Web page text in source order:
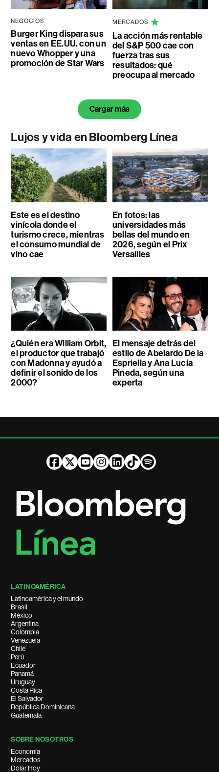
NEGOCIOS
Burger King dispara sus
ventas en EE.UU. con un
nuevo Whopper y una
promoción de Star Wars
MERCADOS
La acción más rentable
del S&P 500 cae con
fuerza tras sus
resultados: qué
preocupa al mercado
Cargar más
Lujos y vida en Bloomberg Línea
Este es el destino
vinícola donde el
turismo crece, mientras
el consumo mundial de
vino cae
En fotos: las
universidades más
bellas del mundo en
2026, según el Prix
Versailles
¿Quién era William Orbit,
el productor que trabajó
con Madonna y ayudó a
definir el sonido de los
2000?
El mensaje detrás del
estilo de Abelardo De la
Espriella y Ana Lucía
Pineda, según una
experta
LATINOAMÉRICA
Latinoamérica y el mundo
Brasil
México
Argentina
Colombia
Venezuela
Chile
Perú
Ecuador
Panamá
Uruguay
Costa Rica
El Salvador
República Dominicana
Guatemala
SOBRE NOSOTROS
Economía
Mercados
Dólar Hoy